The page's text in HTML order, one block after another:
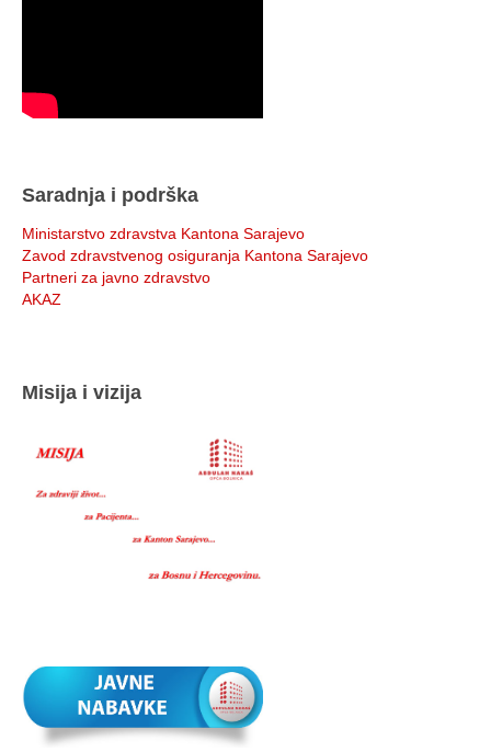
Saradnja i podrška
Ministarstvo zdravstva Kantona Sarajevo
Zavod zdravstvenog osiguranja Kantona Sarajevo
Partneri za javno zdravstvo
AKAZ
Misija i vizija